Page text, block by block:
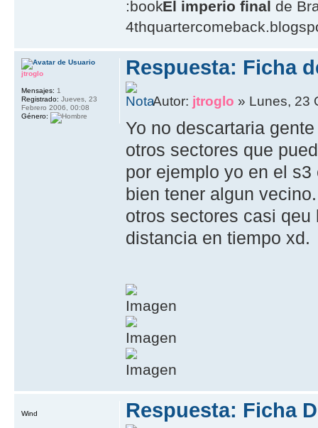
El imperio final de
Respuesta: Ficha
Autor: jtroglo » Lunes, 23
Yo no descartaria
otros sectores que
por ejemplo yo en el
bien tener algun
otros sectores casi
distancia en tiempo xd.
jtroglo
Mensajes: 1
Registrado: Jueves, 23
Febrero 2006, 00:08
Género:
Respuesta: Ficha
Wind